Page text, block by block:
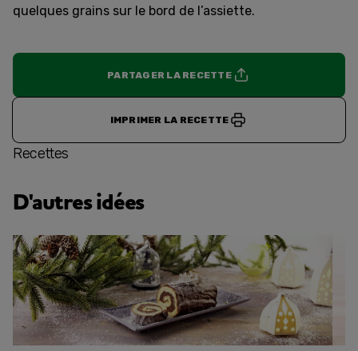
quelques grains sur le bord de l’assiette.
PARTAGER LA RECETTE
IMPRIMER LA RECETTE
Recettes
D'autres idées